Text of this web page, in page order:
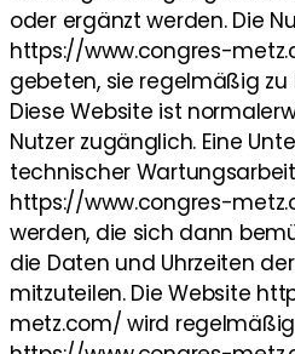
oder ergänzt werden. Die
https://www.congres-
gebeten, sie regelmäßig zu
Diese Website ist
Nutzer zugänglich. Eine
technischer
https://www.congres-
werden, die sich dann
die Daten und Uhrzeiten
mitzuteilen. Die Website
metz.com/ wird